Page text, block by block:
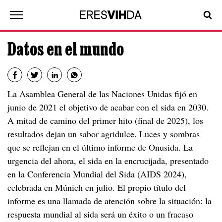
¿QUÉ ES EL VIH?
VIH, una historia de 40 años
Datos en el mundo
Datos en España
Mitos y realidades sobre el VIH
El VIH y los ODS
¿TENGO VIH?
Cómo se transmite el VIH
Prácticas sexuales
Si eres usuario de drogas inyectables…
Chemsex
Diferencias entre hombre y mujer
La prueba del VIH
Dónde hacerte la prueba
Tipos de prueba de VIH
Síntomas del VIH
Infecciones de transmisión sexual
VIVIR CON VIH
¿Has dado positivo?
¿Lo cuento?
Guía: ¿Te acabas de enterar de que tienes
VIH?
Guía: ¿Una persona cercana a ti tiene VIH?
Cómo preparar tu consulta
Outcomes)
PRO sobre ansiedad y depresión
PRO sobre la calidad de vida
El tratamiento del VIH
¿Cómo acceder tratamiento contra el VIH?
Adherencia
Indetectable es intransmisible (I=I)
El reto emocional
PREVENIR EL VIH
En tu vida sexual
Preservativos
Preservativo externo
Microbicidas
Si eres usuario de drogas
Si participas en una sesión de chemsex
Profilaxis post-exposición
VIHISTORIAS
REPORTAJES
ENTREVISTAS
VIHDEOS
EN EL MUNDO
Datos en el mundo
La Asamblea General de las Naciones Unidas fijó en
junio de 2021 el objetivo de acabar con el sida en 2030.
A mitad de camino del primer hito (final de 2025), los
resultados dejan un sabor agridulce. Luces y sombras
que se reflejan en el último informe de Onusida. La
urgencia del ahora, el sida en la encrucijada, presentado
en la Conferencia Mundial del Sida (AIDS 2024),
celebrada en Múnich en julio. El propio título del
informe es una llamada de atención sobre la situación: la
respuesta mundial al sida será un éxito o un fracaso